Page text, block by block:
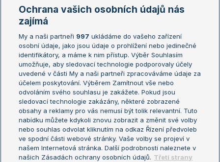
Žebříčky
Žebříček ATP (muži)
Žebříček WTA (ženy)
Sázkařský žebříček
Australian Open
French Open
Wimbledon
US Open
Turnaj mistrů
Turnaj mistryň
Aktualní trendy
Fotbalové přestupy
Livesport Daily
Ochrana vašich osobních údajů nás
zajímá
My a naši partneři 997 ukládáme do vašeho zařízení
osobní údaje, jako jsou údaje o prohlížení nebo jedinečné
identifikátory, a máme k nim přístup. Výběr Souhlasím
umožňuje, aby sledovací technologie podporovaly účely
uvedené v části My a naši partneři zpracováváme údaje za
účelem poskytování. Výběrem Zamítnout vše nebo
odvoláním svého souhlasu je zakážete. Pokud jsou
sledovací technologie zakázány, některé zobrazené
obsahy a reklamy pro vás nemusí být tolik relevantní. Tuto
nabídku můžete kdykoli znovu zobrazit a změnit své volby
nebo souhlas odvolat kliknutím na odkaz Řízení předvoleb
ve spodní části webové stránky. Vaše volby se projeví v
našem Internetová stránka. Další podrobnosti naleznete v
našich Zásadách ochrany osobních údajů. Třetí strany